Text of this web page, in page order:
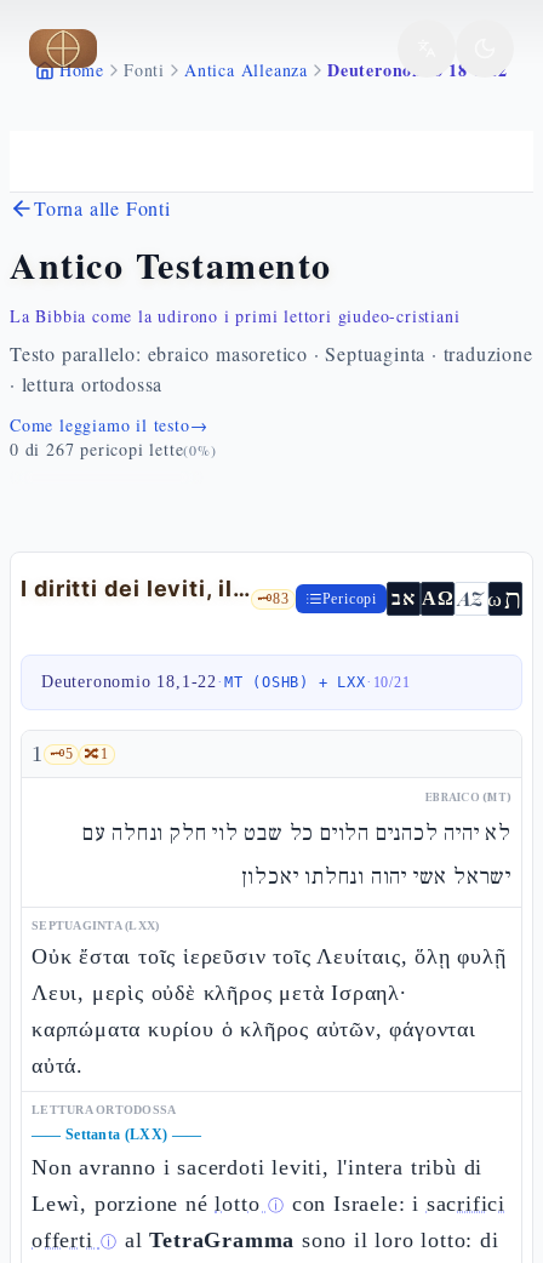
Vai al contenuto principale
Home Fonti Antica Alleanza Deuteronomio 18 1 22
Torna alle Fonti
Antico Testamento
La Bibbia come la udirono i primi lettori giudeo-cristiani
Testo parallelo: ebraico masoretico · Septuaginta · traduzione
· lettura ortodossa
Come leggiamo il testo→
0 di 267 pericopi lette(0%)
I diritti dei leviti, il divieto di magia e il profeta come Mosè — Dt 18,1-22 🗝️83 Pericopi אב ΑΩ AZωת
Deuteronomio 18,1-22· MT (OSHB) + LXX· 10/21
1 🗝️5 🔀1
EBRAICO (MT)
לא יהיה לכהנים הלוים כל שבט לוי חלק ונחלה עם
ישראל אשי יהוה ונחלתו יאכלון
SEPTUAGINTA (LXX)
Οὐκ ἔσται τοῖς ἱερεῦσιν τοῖς Λευίταις, ὅλῃ φυλῇ
Λευι, μερὶς οὐδὲ κλῆρος μετὰ Ισραηλ·
καρπώματα κυρίου ὁ κλῆρος αὐτῶν, φάγονται
αὐτά.
LETTURA ORTODOSSA
—— Settanta (LXX) ——
Non avranno i sacerdoti leviti, l'intera tribù di
Lewì, porzione nélotto ⓘ con Israele: i sacrifici
offerti ⓘ alTetraGramma sono il loro lotto: di